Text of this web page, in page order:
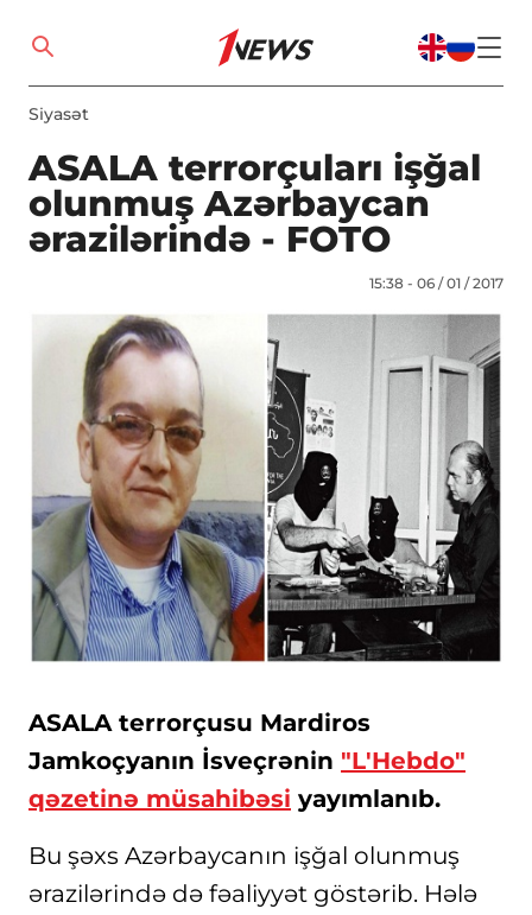
Siyasət
ASALA terrorçuları işğal
olunmuş Azərbaycan
ərazilərində - FOTO
15:38 - 06 / 01 / 2017
ASALA terrorçusu Mardiros
Jamkoçyanın İsveçrənin "L'Hebdo"
qəzetinə müsahibəsi yayımlanıb.
Bu şəxs Azərbaycanın işğal olunmuş
ərazilərində də fəaliyyət göstərib. Hələ